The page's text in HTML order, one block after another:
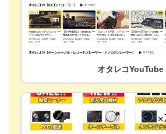
オタレコYouTube